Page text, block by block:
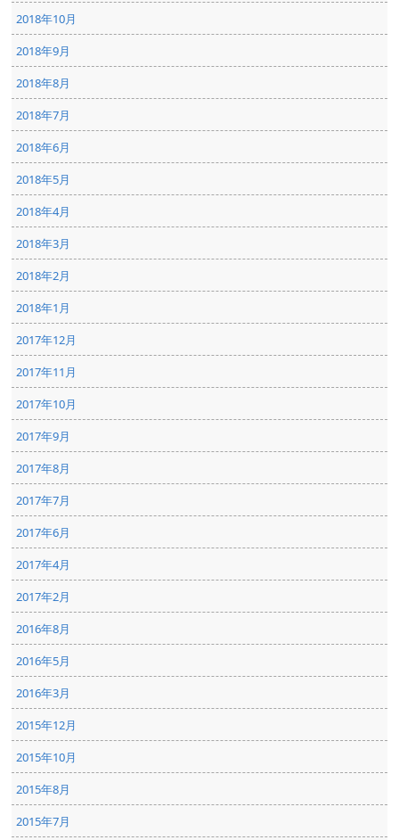
2018年10月
2018年9月
2018年8月
2018年7月
2018年6月
2018年5月
2018年4月
2018年3月
2018年2月
2018年1月
2017年12月
2017年11月
2017年10月
2017年9月
2017年8月
2017年7月
2017年6月
2017年4月
2017年2月
2016年8月
2016年5月
2016年3月
2015年12月
2015年10月
2015年8月
2015年7月